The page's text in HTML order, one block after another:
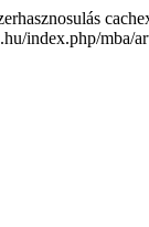
index.php/mba/